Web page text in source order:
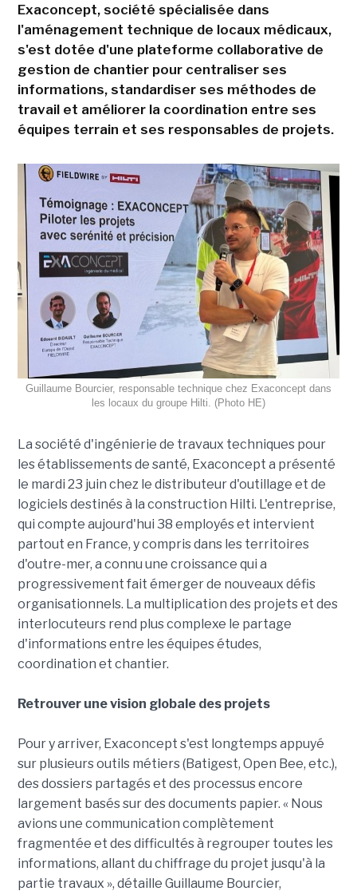
Exaconcept, société spécialisée dans
l'aménagement technique de locaux médicaux,
s'est dotée d'une plateforme collaborative de
gestion de chantier pour centraliser ses
informations, standardiser ses méthodes de
travail et améliorer la coordination entre ses
équipes terrain et ses responsables de projets.
Guillaume Bourcier, responsable technique chez Exaconcept dans
les locaux du groupe Hilti. (Photo HE)
La société d'ingénierie de travaux techniques pour
les établissements de santé, Exaconcept a présenté
le mardi 23 juin chez le distributeur d'outillage et de
logiciels destinés à la construction Hilti. L'entreprise,
qui compte aujourd'hui 38 employés et intervient
partout en France, y compris dans les territoires
d'outre-mer, a connu une croissance qui a
progressivement fait émerger de nouveaux défis
organisationnels. La multiplication des projets et des
interlocuteurs rend plus complexe le partage
d'informations entre les équipes études,
coordination et chantier.
Retrouver une vision globale des projets
Pour y arriver, Exaconcept s'est longtemps appuyé
sur plusieurs outils métiers (Batigest, Open Bee, etc.),
des dossiers partagés et des processus encore
largement basés sur des documents papier. « Nous
avions une communication complètement
fragmentée et des difficultés à regrouper toutes les
informations, allant du chiffrage du projet jusqu'à la
partie travaux », détaille Guillaume Bourcier,